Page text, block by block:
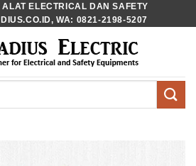
ELECTRICAL DAN SAFETY
WA: 0821-2198-5207